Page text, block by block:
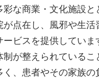
な商業・文化施設と
点在し、風邪や生活
ビスを提供していま
が整えられているこ
、患者やその家族の